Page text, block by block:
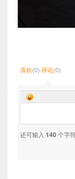
喜欢(0) 评论(0)
还可输入 140个字